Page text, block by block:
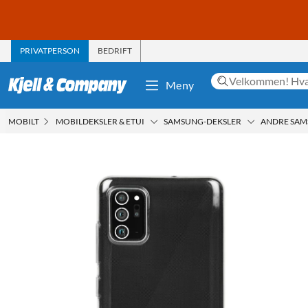
PRIVATPERSON BEDRIFT
Meny
MOBILT MOBILDEKSLER & ETUI SAMSUNG-DEKSLER ANDRE